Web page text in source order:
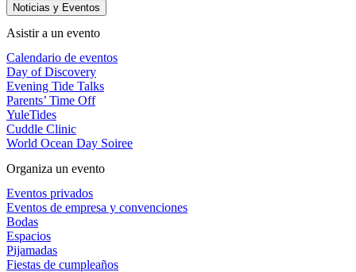
Noticias y Eventos
Asistir a un evento
Calendario de eventos
Day of Discovery
Evening Tide Talks
Parents’ Time Off
YuleTides
Cuddle Clinic
World Ocean Day Soiree
Organiza un evento
Eventos privados
Eventos de empresa y convenciones
Bodas
Espacios
Pijamadas
Fiestas de cumpleaños